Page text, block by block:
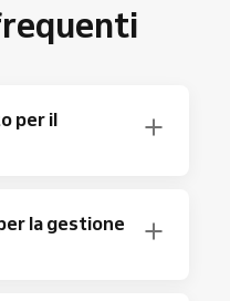
per il
fino a 40
le
la gestione